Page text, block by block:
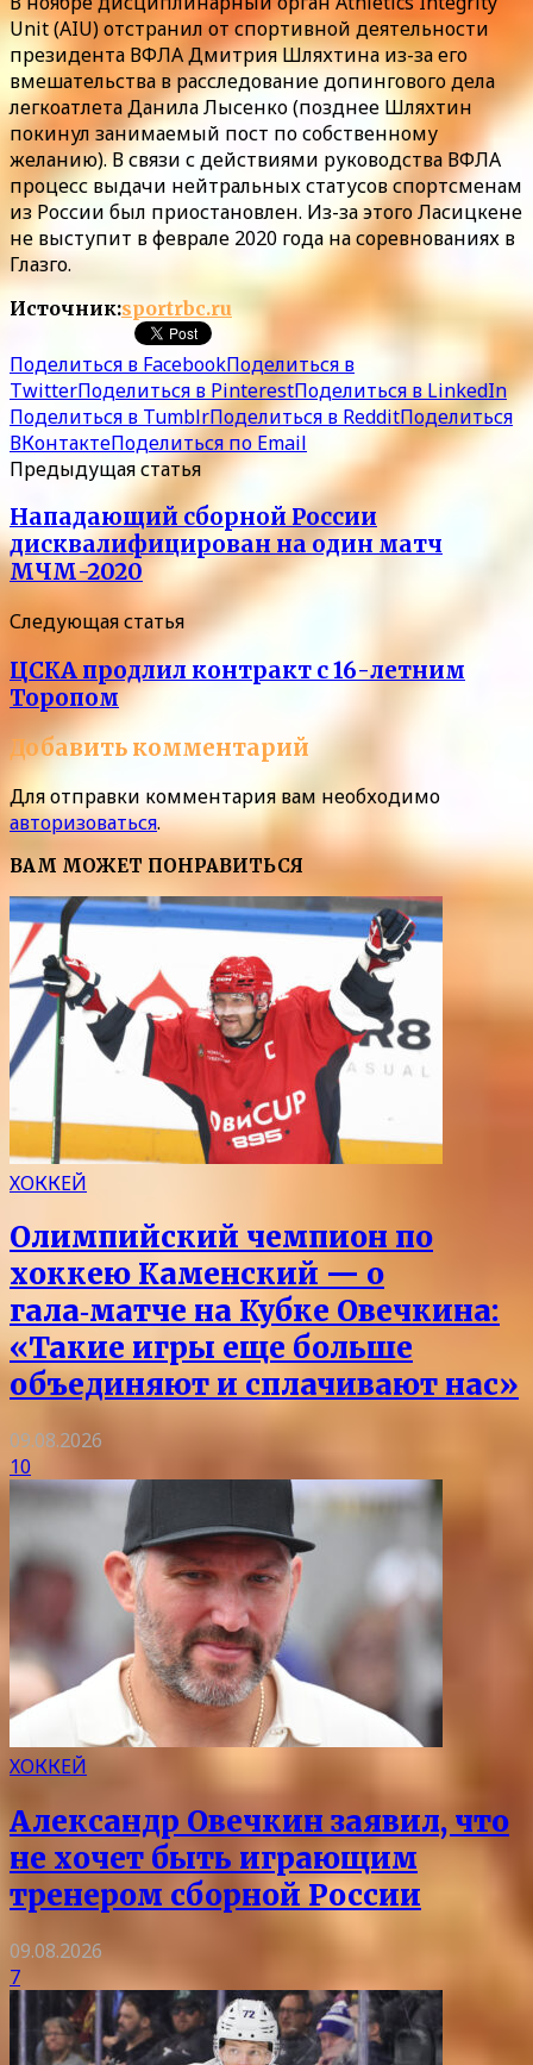
Unit (AIU) отстранил от спортивной деятельности
президента ВФЛА Дмитрия Шляхтина из-за его
вмешательства в расследование допингового дела
легкоатлета Данила Лысенко (позднее Шляхтин
покинул занимаемый пост по собственному
желанию). В связи с действиями руководства ВФЛА
процесс выдачи нейтральных статусов спортсменам
из России был приостановлен. Из-за этого Ласицкене
не выступит в феврале 2020 года на соревнованиях в
Глазго.
Источник:sportrbc.ru
Поделиться в FacebookПоделиться в
TwitterПоделиться в PinterestПоделиться в LinkedIn
Поделиться в TumblrПоделиться в RedditПоделиться
ВКонтактеПоделиться по Email
Предыдущая статья
Нападающий сборной России
дисквалифицирован на один матч
МЧМ-2020
Следующая статья
ЦСКА продлил контракт с 16-летним
Торопом
Добавить комментарий
Для отправки комментария вам необходимо
авторизоваться.
ВАМ МОЖЕТ ПОНРАВИТЬСЯ
ХОККЕЙ
Олимпийский чемпион по
хоккею Каменский — о
гала‑матче на Кубке Овечкина:
«Такие игры еще больше
объединяют и сплачивают нас»
09.08.2026
10
ХОККЕЙ
Александр Овечкин заявил, что
не хочет быть играющим
тренером сборной России
09.08.2026
7